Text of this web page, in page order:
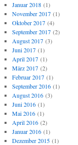
Januar 2018(1)
November 2017(1)
Oktober 2017(4)
September 2017(2)
August 2017(3)
Juni 2017(1)
April 2017(1)
März 2017(2)
Februar 2017(1)
September 2016(1)
August 2016(3)
Juni 2016(1)
Mai 2016(1)
April 2016(2)
Januar 2016(1)
Dezember 2015(1)